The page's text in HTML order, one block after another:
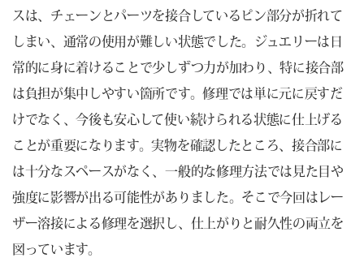
スは、チェーンとパーツを接合しているピン部分が折れて
しまい、通常の使用が難しい状態でした。ジュエリーは日
常的に身に着けることで少しずつ力が加わり、特に接合部
は負担が集中しやすい箇所です。修理では単に元に戻すだ
けでなく、今後も安心して使い続けられる状態に仕上げる
ことが重要になります。実物を確認したところ、接合部に
は十分なスペースがなく、一般的な修理方法では見た目や
強度に影響が出る可能性がありました。そこで今回はレー
ザー溶接による修理を選択し、仕上がりと耐久性の両立を
図っています。